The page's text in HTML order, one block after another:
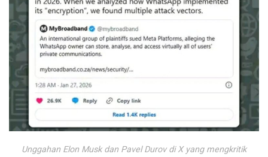
Unggahan Elon Musk dan Pavel Durov di X yang mengkritik